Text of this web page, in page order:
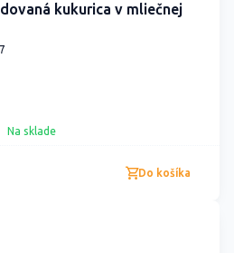
kukurica v mliečnej
Na sklade
Do košíka